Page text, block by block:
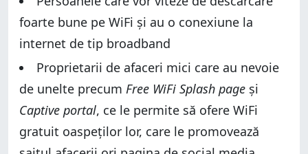
Performanța când folosești rețelele mobile
Performanța pentru rețelele cu fir
Caracteristici suplimentare
Care este părerea ta despre ASUS 4G-AC68U
AC1900?
Max-Stream AC1900
Performanța wireless
Performanța când folosești rețelele mobile
Performanța pentru rețelele cu fir
Caracteristici suplimentare
Care este părerea ta despre ASUS 4G-AC68U
AC1900?
foarte bune pe WiFi și au o conexiune la
internet de tip broadband
Proprietarii de afaceri mici care au nevoie
de unelte precum Free WiFi Splash page și
Captive portal, ce le permite să ofere WiFi
gratuit oaspeților lor, care le promovează